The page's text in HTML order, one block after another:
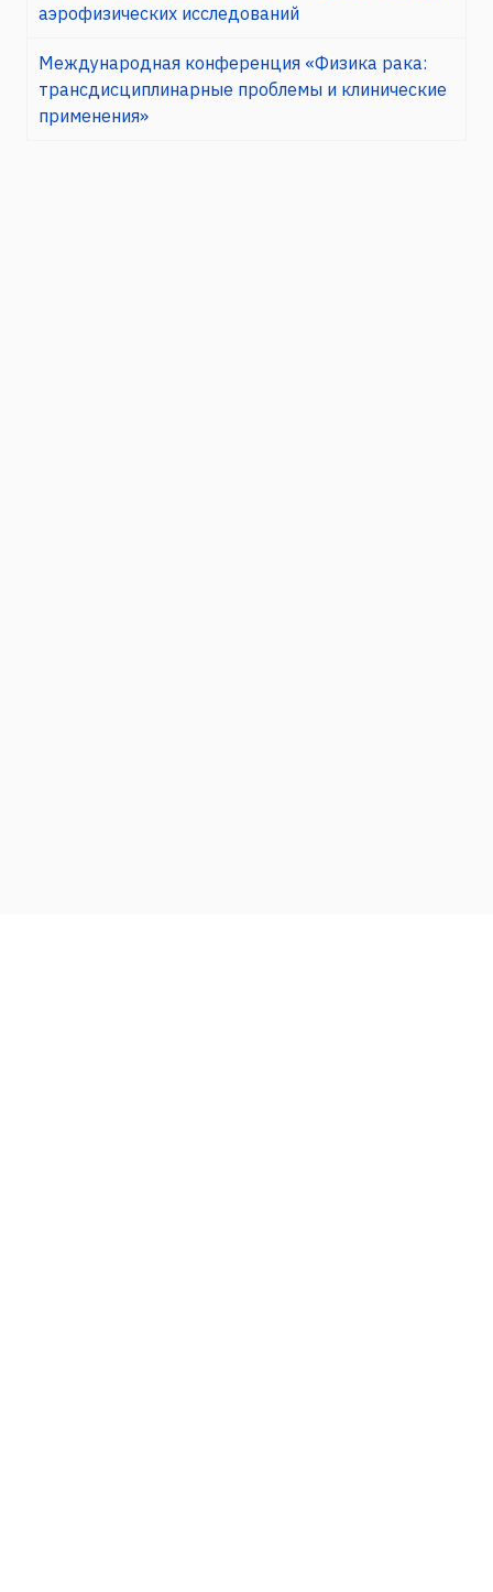
аэрофизических исследований
Международная конференция «Физика рака:
трансдисциплинарные проблемы и клинические
применения»